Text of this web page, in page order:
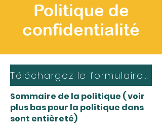
Politique de
confidentialité
Téléchargez le formulaire d'accès aux renseignements personnels
Sommaire de la politique ( voir
plus bas pour la politique dans
sont entièreté)